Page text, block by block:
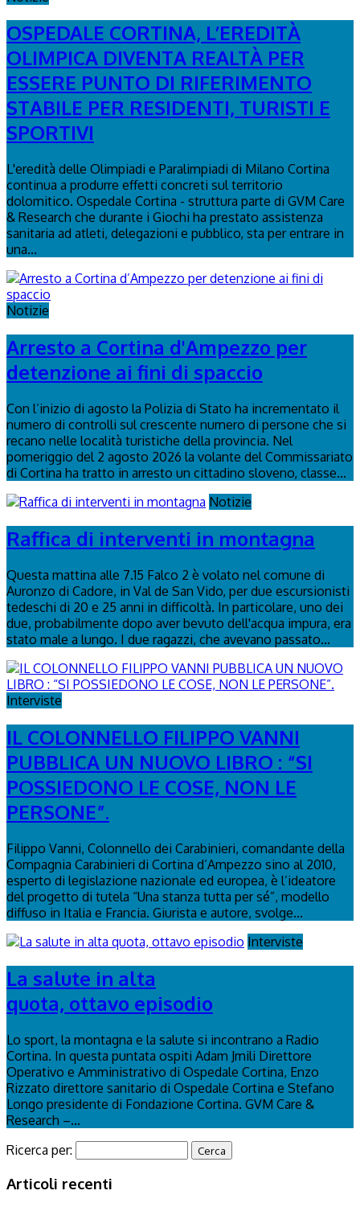
OSPEDALE CORTINA, L’EREDITÀ
OLIMPICA DIVENTA REALTÀ PER
ESSERE PUNTO DI RIFERIMENTO
STABILE PER RESIDENTI, TURISTI E
SPORTIVI
L'eredità delle Olimpiadi e Paralimpiadi di Milano Cortina
continua a produrre effetti concreti sul territorio
dolomitico. Ospedale Cortina - struttura parte di GVM Care
& Research che durante i Giochi ha prestato assistenza
sanitaria ad atleti, delegazioni e pubblico, sta per entrare in
una...
Notizie
Arresto a Cortina d'Ampezzo per
detenzione ai fini di spaccio
Con l’inizio di agosto la Polizia di Stato ha incrementato il
numero di controlli sul crescente numero di persone che si
recano nelle località turistiche della provincia. Nel
pomeriggio del 2 agosto 2026 la volante del Commissariato
di Cortina ha tratto in arresto un cittadino sloveno, classe...
Notizie
Raffica di interventi in montagna
Questa mattina alle 7.15 Falco 2 è volato nel comune di
Auronzo di Cadore, in Val de San Vido, per due escursionisti
tedeschi di 20 e 25 anni in difficoltà. In particolare, uno dei
due, probabilmente dopo aver bevuto dell'acqua impura, era
stato male a lungo. I due ragazzi, che avevano passato...
Interviste
IL COLONNELLO FILIPPO VANNI
PUBBLICA UN NUOVO LIBRO : “SI
POSSIEDONO LE COSE, NON LE
PERSONE”.
Filippo Vanni, Colonnello dei Carabinieri, comandante della
Compagnia Carabinieri di Cortina d’Ampezzo sino al 2010,
esperto di legislazione nazionale ed europea, è l’ideatore
del progetto di tutela “Una stanza tutta per sé”, modello
diffuso in Italia e Francia. Giurista e autore, svolge...
Interviste
La salute in alta
quota, ottavo episodio
Lo sport, la montagna e la salute si incontrano a Radio
Cortina. In questa puntata ospiti Adam Jmili Direttore
Operativo e Amministrativo di Ospedale Cortina, Enzo
Rizzato direttore sanitario di Ospedale Cortina e Stefano
Longo presidente di Fondazione Cortina. GVM Care &
Research –...
Ricerca per:
Articoli recenti